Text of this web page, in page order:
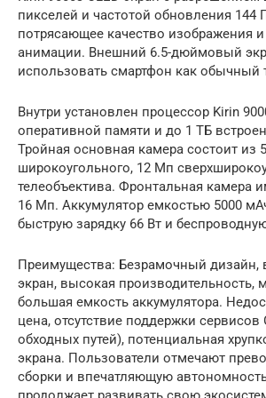
пикселей и частотой обновления 144
потрясающее качество изображения
анимации. Внешний 6.5-дюймовый
использовать смартфон как обычный
Внутри установлен процессор Kirin
оперативной памяти и до 1 ТБ
Тройная основная камера состоит из
широкоугольного, 12 Мп
телеобъектива. Фронтальная камера
16 Мп. Аккумулятор емкостью 5000
быструю зарядку 66 Вт и
Преимущества: Безрамочный дизайн,
экран, высокая производительность,
большая емкость аккумулятора.
цена, отсутствие поддержки сервисов
обходных путей), потенциальная
экрана. Пользователи отмечают
сборки и впечатляющую